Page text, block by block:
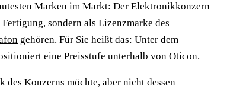
Marken im Markt: Der Elektronikkonzern
sondern als Lizenzmarke des
gehören. Für Sie heißt das: Unter dem
eine Preisstufe unterhalb von Oticon.
Konzerns möchte, aber nicht dessen